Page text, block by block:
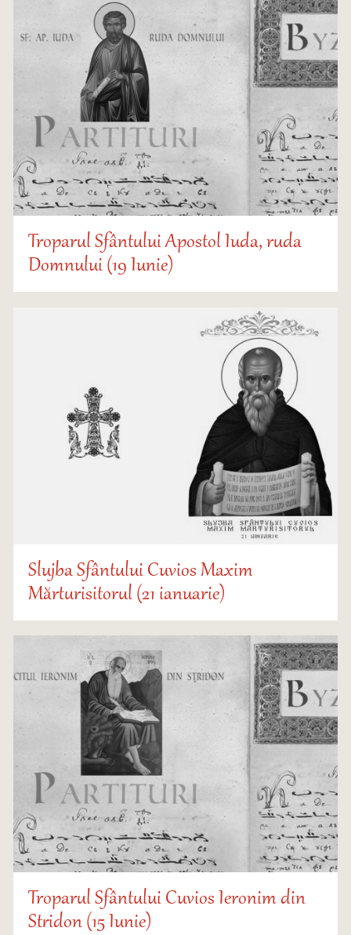
Troparul Sfântului Apostol Iuda, ruda
Domnului (19 Iunie)
Slujba Sfântului Cuvios Maxim
Mărturisitorul (21 ianuarie)
Troparul Sfântului Cuvios Ieronim din
Stridon (15 Iunie)